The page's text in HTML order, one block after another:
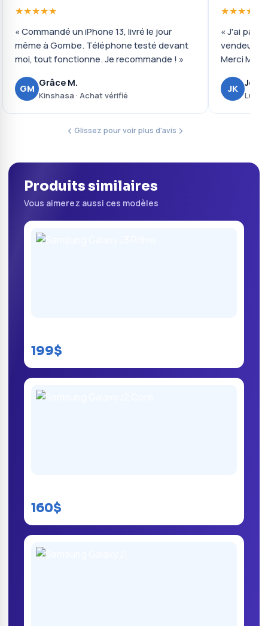
★★★★★
« Commandé un iPhone 13, livré le jour
même à Gombe. Téléphone testé devant
moi, tout fonctionne. Je recommande ! »
GM Grâce M.
Kinshasa · Achat vérifié
★★★★★
« J'ai payé
vendeur
Merci
JK
Glissez pour voir plus d'avis
Produits similaires
Vous aimerez aussi ces modèles
199$
160$